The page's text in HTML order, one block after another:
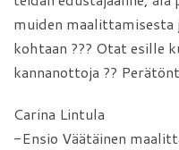
muiden
kohtaan ??? Otat esille
kannanottoja ??
Carina Lintula
-Ensio Väätäinen